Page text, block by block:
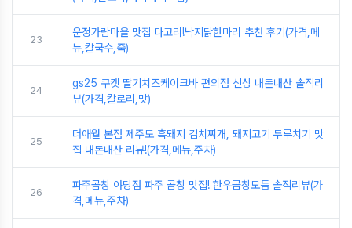
23
운정가람마을 맛집 다고리!낙지닭한마리 추천 후기(가격,메
뉴,칼국수,죽)
24
gs25 쿠캣 딸기치즈케이크바 편의점 신상 내돈내산 솔직리
뷰(가격,칼로리,맛)
25
더애월 본점 제주도 흑돼지 김치찌개, 돼지고기 두루치기 맛
집 내돈내산 리뷰!(가격,메뉴,주차)
26
파주곱창 야당점 파주 곱창 맛집! 한우곱창모듬 솔직리뷰(가
격,메뉴,주차)